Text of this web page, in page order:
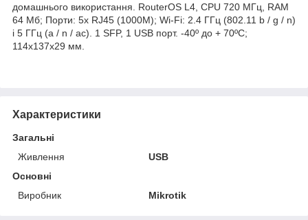
домашнього використання. RouterOS L4, CPU 720 МГц, RAM
64 Мб; Порти: 5x RJ45 (1000M); Wi-Fi: 2.4 ГГц (802.11 b / g / n)
і 5 ГГц (a / n / ac). 1 SFP, 1 USB порт. -40º до + 70ºC;
114х137х29 мм.
Характеристики
Загальні
Живлення
USB
Основні
Виробник
Mikrotik